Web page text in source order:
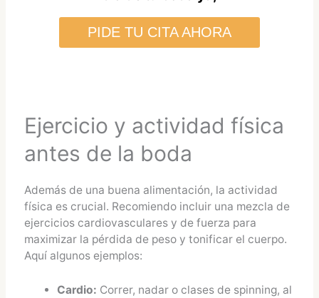
PIDE TU CITA AHORA
Ejercicio y actividad física
antes de la boda
Además de una buena alimentación, la actividad
física es crucial. Recomiendo incluir una mezcla de
ejercicios cardiovasculares y de fuerza para
maximizar la pérdida de peso y tonificar el cuerpo.
Aquí algunos ejemplos:
Cardio: Correr, nadar o clases de spinning, al